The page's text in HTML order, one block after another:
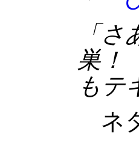
「
巣！
もテ
ネ